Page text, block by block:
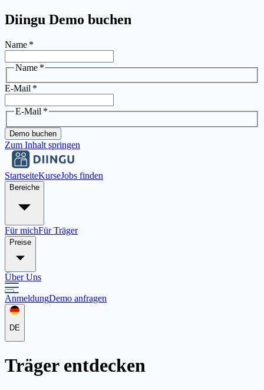
Diingu Demo buchen
Name *
Name *
E-Mail *
E-Mail *
Demo buchen
Zum Inhalt springen
StartseiteKurseJobs finden
Bereiche
Für michFür Träger
Preise
Über Uns
AnmeldungDemo anfragen
DE
Träger entdecken